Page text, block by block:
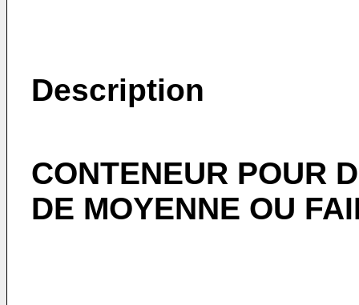
Description
CONTENEUR POUR
DE MOYENNE OU